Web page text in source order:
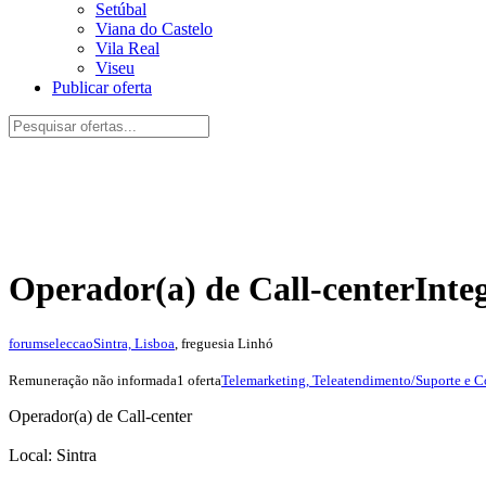
Setúbal
Viana do Castelo
Vila Real
Viseu
Publicar oferta
Operador(a) de Call-center
forumseleccaoSintra, Lisboa , freguesia Linhó
Remuneração não informada1 ofertaTelemarketing, Teleatendimento/Suporte e
Operador(a) de Call-center
Local: Sintra